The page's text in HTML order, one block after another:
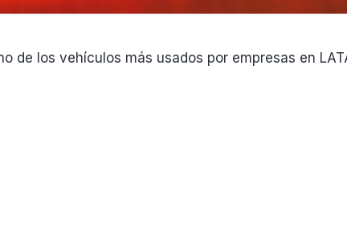
de los vehículos más usados por empresas en